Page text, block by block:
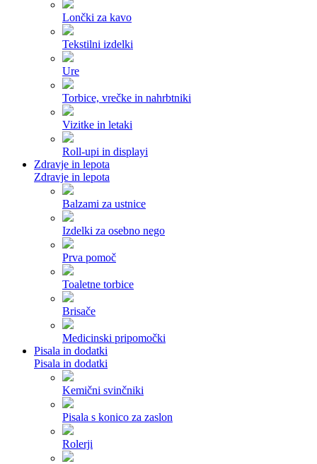
Lončki za kavo
Tekstilni izdelki
Ure
Torbice, vrečke in nahrbtniki
Vizitke in letaki
Roll-upi in displayi
Zdravje in lepota
Zdravje in lepota
Balzami za ustnice
Izdelki za osebno nego
Prva pomoč
Toaletne torbice
Brisače
Medicinski pripomočki
Pisala in dodatki
Pisala in dodatki
Kemični svinčniki
Pisala s konico za zaslon
Rolerji